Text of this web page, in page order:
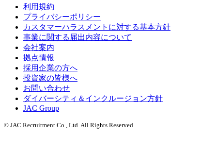
利用規約
プライバシーポリシー
カスタマーハラスメントに対する基本方針
事業に関する届出内容について
会社案内
拠点情報
採用企業の方へ
投資家の皆様へ
お問い合わせ
ダイバーシティ＆インクルージョン方針
JAC Group
© JAC Recruitment Co., Ltd. All Rights Reserved.